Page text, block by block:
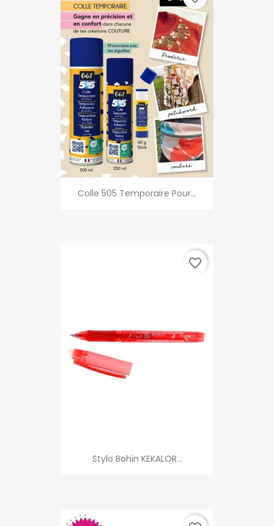
Colle 505 Temporaire Pour...
Stylo Bohin KEKALOR...
favorite_border